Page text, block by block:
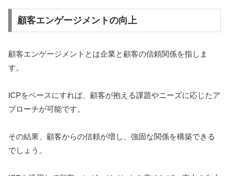
顧客エンゲージメントの向上
顧客エンゲージメントとは企業と顧客の信頼関係を指しま
す。
ICPをベースにすれば、顧客が抱える課題やニーズに応じたア
プローチが可能です。
その結果、顧客からの信頼が増し、強固な関係を構築できる
でしょう。